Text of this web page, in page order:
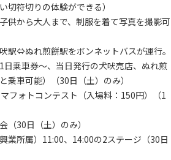
切符切りの体験ができる）
供から大人まで、制服を着て写真を撮影可
駅⇔ぬれ煎餅駅をボンネットバスが運行。
日乗車券～、当日発行の犬吠売店、ぬれ煎
乗車可能）（30日（土）のみ）
フォトコンテスト（入場料：150円）（1
（30日（土）のみ）
業所属）11:00、14:00の2ステージ（30日